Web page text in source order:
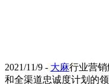
2021/11/9 - 大麻行业营
和全渠道忠诚度计划的